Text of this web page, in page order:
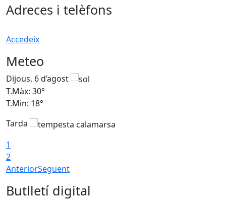
Adreces i telèfons
Accedeix
Meteo
Dijous, 6 d’agost
T.Màx: 30°
T.Min: 18°
Tarda
1
2
AnteriorSegüent
Butlletí digital